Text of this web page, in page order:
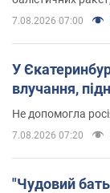
7.08.2026 07:00
У
влучання,
Не допомогла
7.08.2026 07:20
"Чудовий